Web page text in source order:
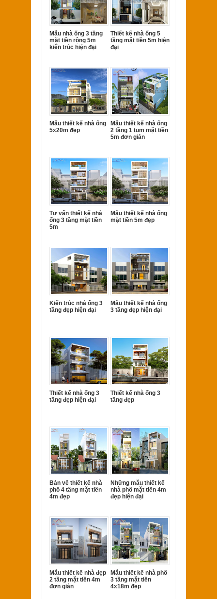
Mẫu nhà ống 3 tầng
mặt tiền rộng 5m
kiến trúc hiện đại
Thiết kế nhà ống 5
tầng mặt tiền 5m hiện
đại
Mẫu thiết kế nhà ống
5x20m đẹp
Mẫu thiết kế nhà ống
2 tầng 1 tum mặt tiền
5m đơn giản
Tư vấn thiết kế nhà
ống 3 tầng mặt tiền
5m
Mẫu thiết kế nhà ống
mặt tiền 5m đẹp
Kiến trúc nhà ống 3
tầng đẹp hiện đại
Mẫu thiết kế nhà ống
3 tầng đẹp hiện đại
Thiết kế nhà ống 3
tầng đẹp hiện đại
Thiết kế nhà ống 3
tầng đẹp
Bản vẽ thiết kế nhà
phố 4 tầng mặt tiền
4m đẹp
Những mẫu thiết kế
nhà phố mặt tiền 4m
đẹp hiện đại
Mẫu thiết kế nhà đẹp
2 tầng mặt tiền 4m
đơn giản
Mẫu thiết kế nhà phố
3 tầng mặt tiền
4x18m đẹp